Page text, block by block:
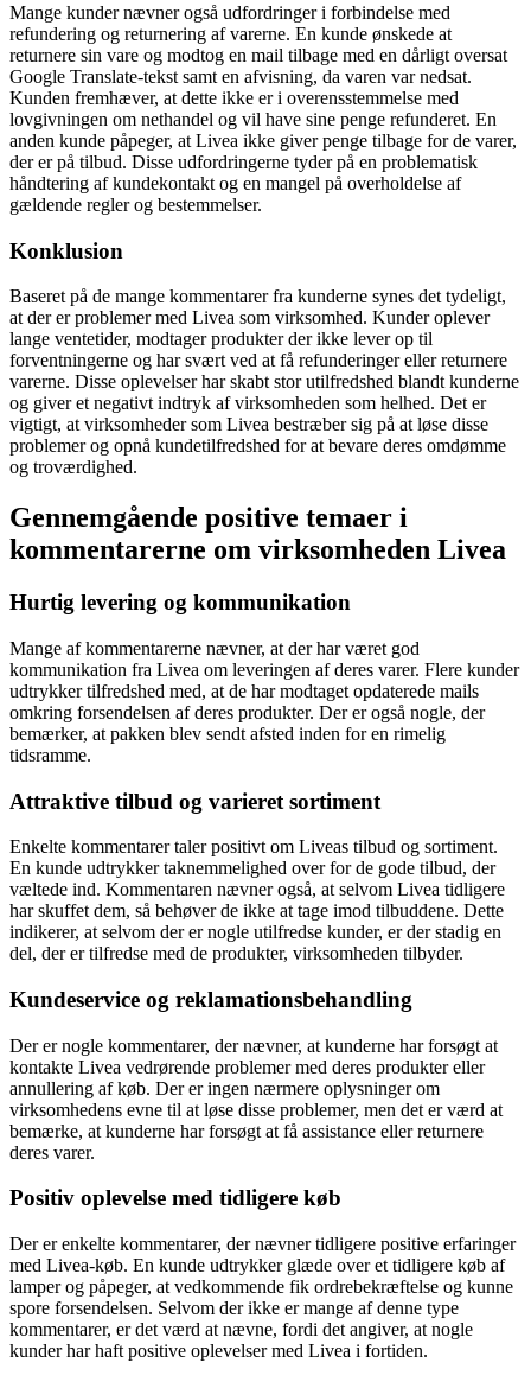
Mange kunder nævner også udfordringer i forbindelse med
refundering og returnering af varerne. En kunde ønskede at
returnere sin vare og modtog en mail tilbage med en dårligt oversat
Google Translate-tekst samt en afvisning, da varen var nedsat.
Kunden fremhæver, at dette ikke er i overensstemmelse med
lovgivningen om nethandel og vil have sine penge refunderet. En
anden kunde påpeger, at Livea ikke giver penge tilbage for de varer,
der er på tilbud. Disse udfordringerne tyder på en problematisk
håndtering af kundekontakt og en mangel på overholdelse af
gældende regler og bestemmelser.
Konklusion
Baseret på de mange kommentarer fra kunderne synes det tydeligt,
at der er problemer med Livea som virksomhed. Kunder oplever
lange ventetider, modtager produkter der ikke lever op til
forventningerne og har svært ved at få refunderinger eller returnere
varerne. Disse oplevelser har skabt stor utilfredshed blandt kunderne
og giver et negativt indtryk af virksomheden som helhed. Det er
vigtigt, at virksomheder som Livea bestræber sig på at løse disse
problemer og opnå kundetilfredshed for at bevare deres omdømme
og troværdighed.
Gennemgående positive temaer i
kommentarerne om virksomheden Livea
Hurtig levering og kommunikation
Mange af kommentarerne nævner, at der har været god
kommunikation fra Livea om leveringen af deres varer. Flere kunder
udtrykker tilfredshed med, at de har modtaget opdaterede mails
omkring forsendelsen af deres produkter. Der er også nogle, der
bemærker, at pakken blev sendt afsted inden for en rimelig
tidsramme.
Attraktive tilbud og varieret sortiment
Enkelte kommentarer taler positivt om Liveas tilbud og sortiment.
En kunde udtrykker taknemmelighed over for de gode tilbud, der
væltede ind. Kommentaren nævner også, at selvom Livea tidligere
har skuffet dem, så behøver de ikke at tage imod tilbuddene. Dette
indikerer, at selvom der er nogle utilfredse kunder, er der stadig en
del, der er tilfredse med de produkter, virksomheden tilbyder.
Kundeservice og reklamationsbehandling
Der er nogle kommentarer, der nævner, at kunderne har forsøgt at
kontakte Livea vedrørende problemer med deres produkter eller
annullering af køb. Der er ingen nærmere oplysninger om
virksomhedens evne til at løse disse problemer, men det er værd at
bemærke, at kunderne har forsøgt at få assistance eller returnere
deres varer.
Positiv oplevelse med tidligere køb
Der er enkelte kommentarer, der nævner tidligere positive erfaringer
med Livea-køb. En kunde udtrykker glæde over et tidligere køb af
lamper og påpeger, at vedkommende fik ordrebekræftelse og kunne
spore forsendelsen. Selvom der ikke er mange af denne type
kommentarer, er det værd at nævne, fordi det angiver, at nogle
kunder har haft positive oplevelser med Livea i fortiden.